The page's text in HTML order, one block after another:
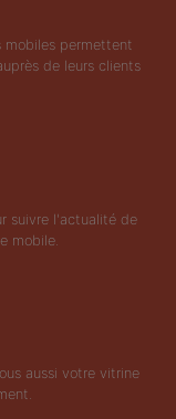
mobiles permettent
de leurs clients
suivre l'actualité de
mobile.
aussi votre vitrine